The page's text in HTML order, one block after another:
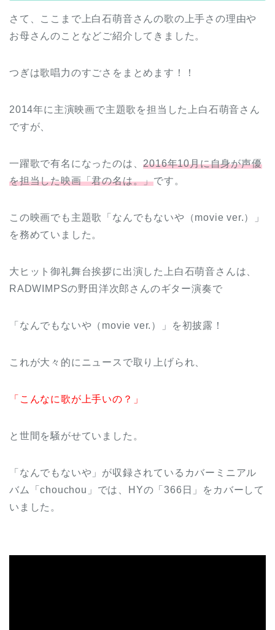
さて、ここまで上白石萌音さんの歌の上手さの理由や
お母さんのことなどご紹介してきました。
つぎは歌唱力のすごさをまとめます！！
2014年に主演映画で主題歌を担当した上白石萌音さん
ですが、
一躍歌で有名になったのは、2016年10月に自身が声優
を担当した映画「君の名は。」です。
この映画でも主題歌「なんでもないや（movie ver.）」
を務めていました。
大ヒット御礼舞台挨拶に出演した上白石萌音さんは、
RADWIMPSの野田洋次郎さんのギター演奏で
「なんでもないや（movie ver.）」を初披露！
これが大々的にニュースで取り上げられ、
「こんなに歌が上手いの？」
と世間を騒がせていました。
「なんでもないや」が収録されているカバーミニアル
バム「chouchou」では、HYの「366日」をカバーして
いました。